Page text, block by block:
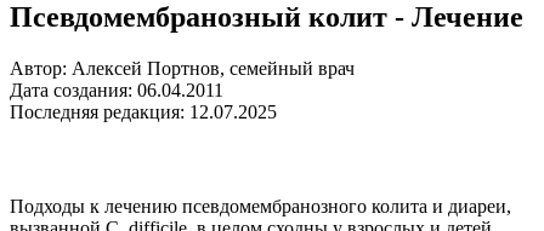
Псевдомембранозный колит - Лечение
Автор: Алексей Портнов, семейный врач
Дата создания: 06.04.2011
Последняя редакция: 12.07.2025
Подходы к лечению псевдомембранозного колита и диареи,